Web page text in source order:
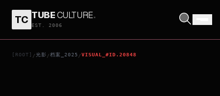
TC TUBECULTURE.
EST. 2006
[ROOT] /光影 /档案_2025 /VISUAL_#ID.20848
PRIMATE